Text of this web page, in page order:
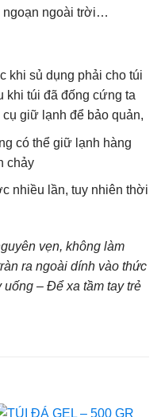
ngoạn ngoài trời…
khi sủ dụng phải cho túi
khi túi đã đống cứng ta
giữ lạnh để bảo quản,
có thể giữ lạnh hàng
chảy
nhiều lần, tuy nhiên thời
vẹn, không làm
ra ngoài dính vào thức
– Để xa tầm tay trẻ